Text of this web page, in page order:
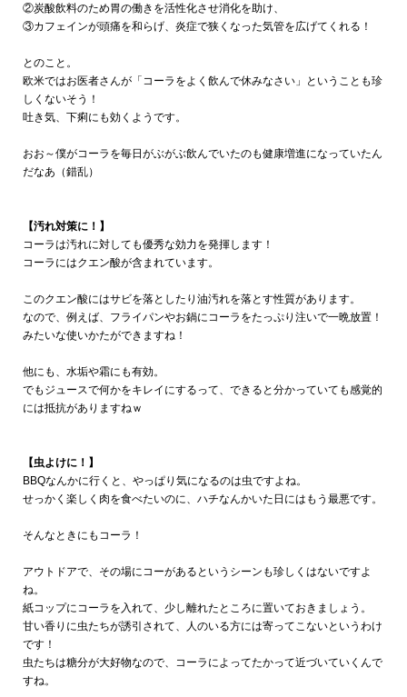
②炭酸飲料のため胃の働きを活性化させ消化を助け、
③カフェインが頭痛を和らげ、炎症で狭くなった気管を広げてくれる！
とのこと。
欧米ではお医者さんが「コーラをよく飲んで休みなさい」ということも珍
しくないそう！
吐き気、下痢にも効くようです。
おお～僕がコーラを毎日がぶがぶ飲んでいたのも健康増進になっていたん
だなあ（錯乱）
【汚れ対策に！】
コーラは汚れに対しても優秀な効力を発揮します！
コーラにはクエン酸が含まれています。
このクエン酸にはサビを落としたり油汚れを落とす性質があります。
なので、例えば、フライパンやお鍋にコーラをたっぷり注いで一晩放置！
みたいな使いかたができますね！
他にも、水垢や霜にも有効。
でもジュースで何かをキレイにするって、できると分かっていても感覚的
には抵抗がありますねｗ
【虫よけに！】
BBQなんかに行くと、やっぱり気になるのは虫ですよね。
せっかく楽しく肉を食べたいのに、ハチなんかいた日にはもう最悪です。
そんなときにもコーラ！
アウトドアで、その場にコーがあるというシーンも珍しくはないですよ
ね。
紙コップにコーラを入れて、少し離れたところに置いておきましょう。
甘い香りに虫たちが誘引されて、人のいる方には寄ってこないというわけ
です！
虫たちは糖分が大好物なので、コーラによってたかって近づいていくんで
すね。